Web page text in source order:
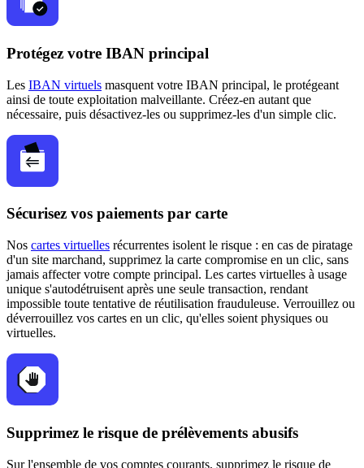
Protégez votre IBAN principal
Les IBAN virtuels masquent votre IBAN principal, le protégeant
ainsi de toute exploitation malveillante. Créez-en autant que
nécessaire, puis désactivez-les ou supprimez-les d'un simple clic.
Sécurisez vos paiements par carte
Nos cartes virtuelles récurrentes isolent le risque : en cas de piratage
d'un site marchand, supprimez la carte compromise en un clic, sans
jamais affecter votre compte principal. Les cartes virtuelles à usage
unique s'autodétruisent après une seule transaction, rendant
impossible toute tentative de réutilisation frauduleuse. Verrouillez ou
déverrouillez vos cartes en un clic, qu'elles soient physiques ou
virtuelles.
Supprimez le risque de prélèvements abusifs
Sur l'ensemble de vos comptes courants, supprimez le risque de